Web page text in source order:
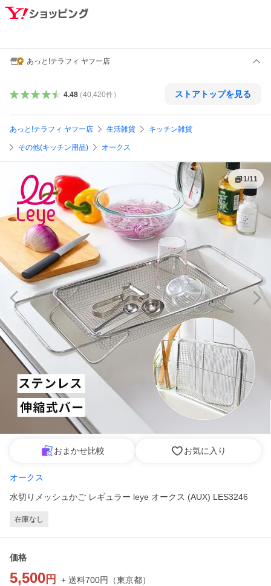
あっと!テラフィ ヤフー店
4.48（40,420件） ストアトップを見る
あっと!テラフィ ヤフー店 生活雑貨 キッチン雑貨
その他(キッチン用品) オークス
1/11
おまかせ比較 お気に入り
オークス
水切りメッシュかご レギュラー leye オークス (AUX) LES3246
在庫なし
価格
5,500 円 + 送料700円 （東京都）